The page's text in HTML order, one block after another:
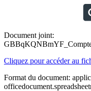
Document joint:
Cliquez pour accéder au
Format du document: